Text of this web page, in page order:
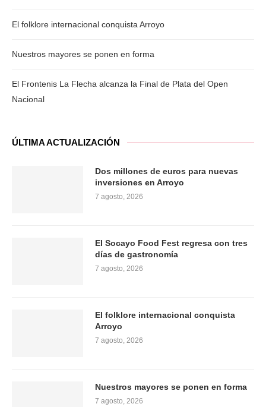
El folklore internacional conquista Arroyo
Nuestros mayores se ponen en forma
El Frontenis La Flecha alcanza la Final de Plata del Open
Nacional
ÚLTIMA ACTUALIZACIÓN
Dos millones de euros para nuevas
inversiones en Arroyo
7 agosto, 2026
El Socayo Food Fest regresa con tres
días de gastronomía
7 agosto, 2026
El folklore internacional conquista
Arroyo
7 agosto, 2026
Nuestros mayores se ponen en forma
7 agosto, 2026